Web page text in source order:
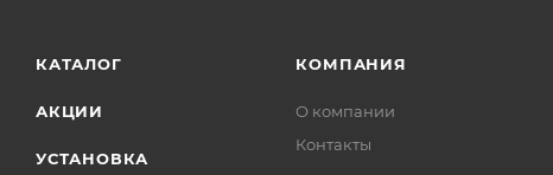
КАТАЛОГ
АКЦИИ
УСТАНОВКА
КОМПАНИЯ
О компании
Контакты